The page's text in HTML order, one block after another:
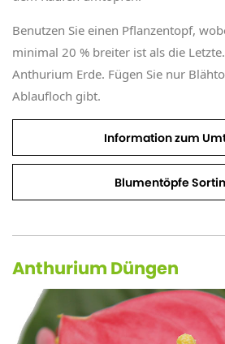
Benutzen Sie einen Pflanzentopf,
minimal 20 % breiter ist als die
Anthurium Erde. Fügen Sie nur
Ablaufloch gibt.
Information zum
Blumentöpfe
Anthurium Düngen